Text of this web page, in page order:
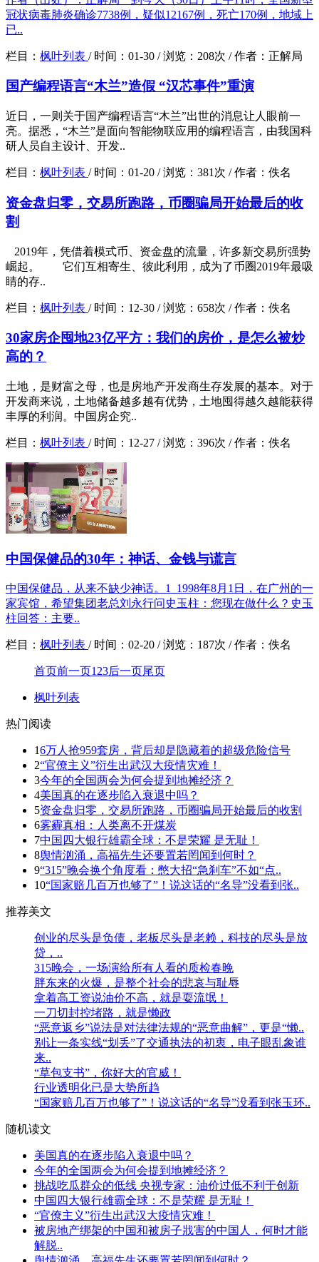
冠状病毒肺炎确诊7738例，疑似12167例，死亡170例，地域上
已..
栏目： 枫叶列表 / 时间： 01-30 /浏览： 208次 /作者： 正解局
国产编程语言“木兰”造假 “汉芯事件”重演
近日，一则关于国产编程语言“木兰”出世的消息让人眼前一
亮。据悉，“木兰”是面向智能物联应用的编程语言，由我国科
研人员自主设计、开发..
栏目： 枫叶列表 / 时间： 01-20 /浏览： 381次 /作者： 佚名
资金盘归零，交易所跑路，币圈骗局开始最后的收
割
2019年，凭借着模式币、资金盘的流量，许多新交易所强势
崛起。 它们互相寄生、彼此利用，成为了币圈2019年最吸
睛的存..
栏目： 枫叶列表 / 时间： 12-30 /浏览： 658次 /作者： 佚名
30家房企囤地23亿平方：我们的房价，是怎么被炒
高的？
土地，是财富之母，也是房地产开发商生存发展的基本。对于
开发商来说，土地储备越多越有优势，土地囤得越久越能获得
丰厚的利润。中国房企究..
栏目： 枫叶列表 / 时间： 12-27 /浏览： 396次 /作者： 佚名
中国保健品的30年：神话、金钱与谎言
中国保健品，从来不缺少神话。1 1998年8月1日，在广州的一
家宾馆，希望集团老总刘永行问史玉柱：您现在做什么？史玉
柱回答：主要..
栏目： 枫叶列表 / 时间： 02-20 /浏览： 187次 /作者： 佚名
首页前一页1 23后一页尾页
枫叶列表
热门阅读
16万人抢959套房，背后却是隐藏着的超级危险信号
2“官僚主义”衍生出武汉大疫情灾难！
3今年的全国两会为何会提到地摊经济？
4美国真的在逐步陷入衰退中吗？
5资金盘归零，交易所跑路，币圈骗局开始最后的收割
6雾霾真相：人类离不开煤炭
7中国四大银行雄霸全球：不是荣耀 是无耻！
8舆情汹涌，高福先生还要置若罔闻到何时？
9“315”晚会换个角度看：憋大招“急刹车”不如“点..
10“国家赔几百万也够了”！说这话的“名导”没看到张..
推荐美文
创业的尽头是负债，老板尽头是老赖，科技的尽头是放
贷，..
315晚会，一场演给所有人看的质检春晚
胖东来的火爆，是整个社会的悲哀与耻辱
拿着高工资说油价不高，就是耍流氓！
一刀切封控堵路，就是懒政
“恶意返乡”说法是对法律法规的“恶意曲解”，更是“懒..
别让一条实线“划丢”了交通执法的初衷，电子眼乱象谁
来..
“草包支书”，你好大的官威！
行业透明化已是大势所趋
“国家赔几百万也够了”！说这话的“名导”没看到张玉环..
随机读文
美国真的在逐步陷入衰退中吗？
今年的全国两会为何会提到地摊经济？
挑战吃瓜群众的低线 央视专家：油价过低不利于创新
中国四大银行雄霸全球：不是荣耀 是无耻！
“官僚主义”衍生出武汉大疫情灾难！
被房地产绑架的中国和被房子戕害的中国人，何时才能
解脱..